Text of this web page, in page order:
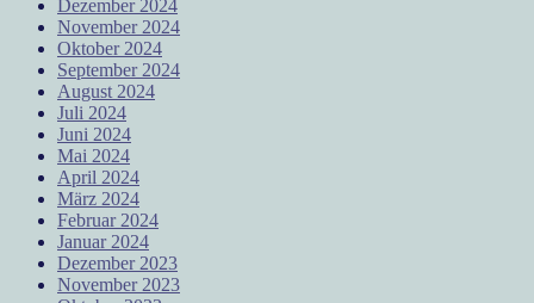
Dezember 2024
November 2024
Oktober 2024
September 2024
August 2024
Juli 2024
Juni 2024
Mai 2024
April 2024
März 2024
Februar 2024
Januar 2024
Dezember 2023
November 2023